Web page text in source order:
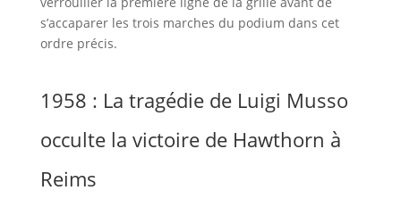
s’accaparer les trois marches du podium dans cet
ordre précis.
1958 : La tragédie de Luigi Musso
occulte la victoire de Hawthorn à
Reims